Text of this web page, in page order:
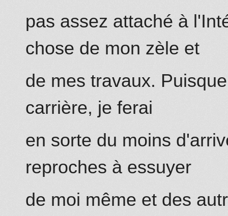
pas assez attaché à
chose de mon zèle et
de mes travaux.
carrière, je ferai
en sorte du moins
reproches à essuyer
de moi même et des